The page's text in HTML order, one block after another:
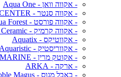
- אקווה וואן - Aqua One
- אקווה סנטר - AQUA CENTER
- אקווה פורסט - Aqua Forest
- אקווה קרמיק - Aqua Ceramic
- אקווטיקס - Aquatix
- אקווריסטיק - Aquaristic
- אקוטק מרין - ECOTECH MARINE
- ארקה - ARKA
- באבל מגוס - Bubble Magus